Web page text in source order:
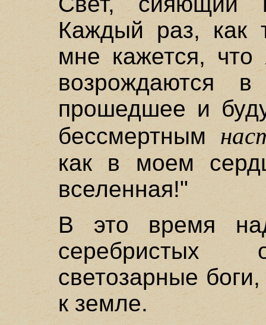
Каждый раз, как
мне кажется,
возрождаются
прошедшее и
бессмертным
как в моем
вселенная!"
В это время
серебристых
светозарные
к земле.